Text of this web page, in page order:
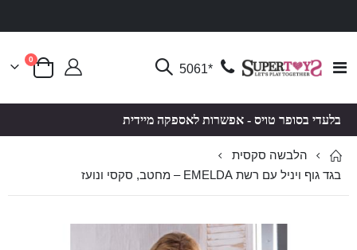
Toggle
*5061 סל קניות
0פריטים
בלעדי בסופר טויס - אפשרות לאספקה מיידית
הלבשה סקסית
בגד גוף ויניל עם רשת EMELDA – מחטב, סקסי ונועז